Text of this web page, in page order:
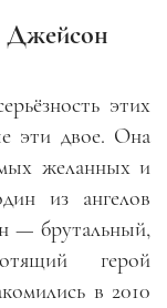
Джейсон
этих
эти двое. Она
желанных и
из ангелов
— брутальный,
герой
в 2010